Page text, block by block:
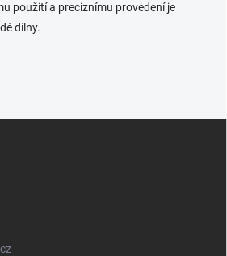
použití a preciznímu provedení je
dílny.